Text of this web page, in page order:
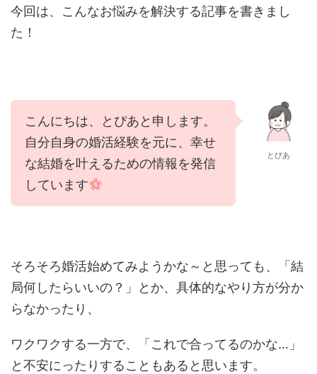
今回は、こんなお悩みを解決する記事を書きまし
た！
こんにちは、とぴあと申します。
自分自身の婚活経験を元に、幸せ
な結婚を叶えるための情報を発信
しています
とぴあ
そろそろ婚活始めてみようかな～と思っても、「結
局何したらいいの？」とか、具体的なやり方が分か
らなかったり、
ワクワクする一方で、「これで合ってるのかな…」
と不安にったりすることもあると思います。